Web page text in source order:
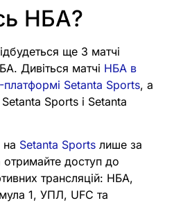
НБА?
ще 3 матчі
Дивіться матчі НБА в
Setanta Sports, а
Sports і Setanta
Setanta Sports лише за
отримайте доступ до
трансляцій: НБА,
1, УПЛ, UFC та